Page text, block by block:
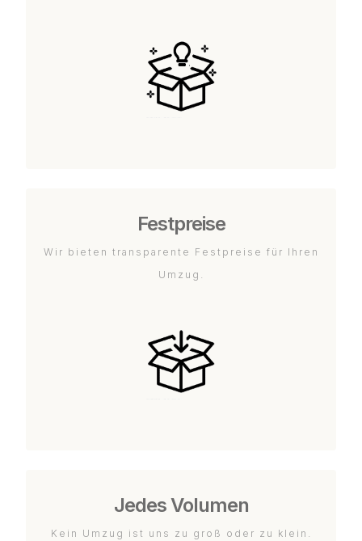
Festpreise
Wir bieten transparente Festpreise für Ihren
Umzug.
Jedes Volumen
Kein Umzug ist uns zu groß oder zu klein.